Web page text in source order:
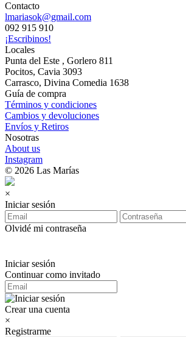
Contacto
lmariasok@gmail.com
092 915 910
¡Escribinos!
Locales
Punta del Este , Gorlero 811
Pocitos, Cavia 3093
Carrasco, Divina Comedia 1638
Guía de compra
Términos y condiciones
Cambios y devoluciones
Envíos y Retiros
Nosotras
About us
Instagram
© 2026 Las Marías
×
Iniciar sesión
Olvidé mi contraseña
Iniciar sesión
Continuar como invitado
Crear una cuenta
×
Registrarme